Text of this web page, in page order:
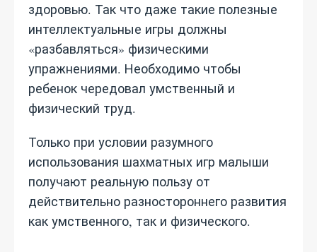
здоровью. Так что даже такие полезные
интеллектуальные игры должны
«разбавляться» физическими
упражнениями. Необходимо чтобы
ребенок чередовал умственный и
физический труд.
Только при условии разумного
использования шахматных игр малыши
получают реальную пользу от
действительно разностороннего развития
как умственного, так и физического.